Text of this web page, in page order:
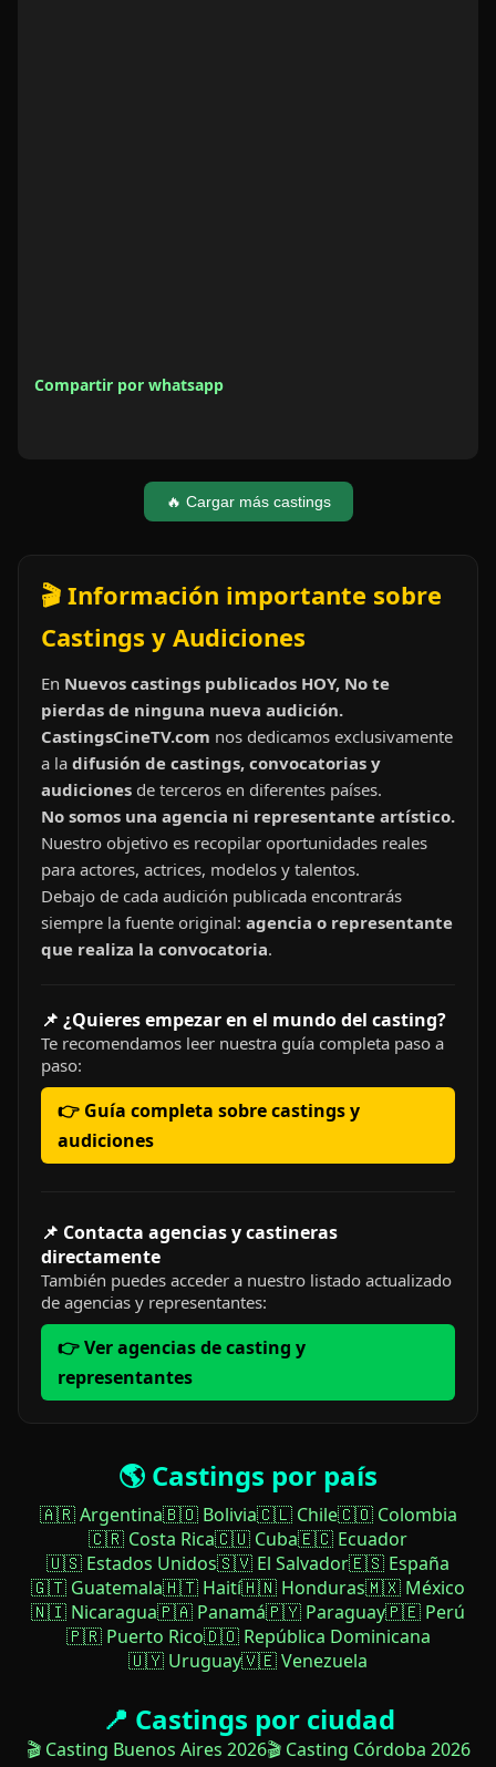
Compartir por whatsapp
🔥 Cargar más castings
🎬 Información importante sobre
Castings y Audiciones
En Nuevos castings publicados HOY, No te
pierdas de ninguna nueva audición.
CastingsCineTV.com nos dedicamos exclusivamente
a la difusión de castings, convocatorias y
audiciones de terceros en diferentes países.
No somos una agencia ni representante artístico.
Nuestro objetivo es recopilar oportunidades reales
para actores, actrices, modelos y talentos.
Debajo de cada audición publicada encontrarás
siempre la fuente original: agencia o representante
que realiza la convocatoria.
📌 ¿Quieres empezar en el mundo del casting?
Te recomendamos leer nuestra guía completa paso a
paso:
👉 Guía completa sobre castings y
audiciones
📌 Contacta agencias y castineras
directamente
También puedes acceder a nuestro listado actualizado
de agencias y representantes:
👉 Ver agencias de casting y
representantes
🌎 Castings por país
🇦🇷 Argentina🇧🇴 Bolivia🇨🇱 Chile🇨🇴 Colombia
🇨🇷 Costa Rica🇨🇺 Cuba🇪🇨 Ecuador
🇺🇸 Estados Unidos🇸🇻 El Salvador🇪🇸 España
🇬🇹 Guatemala🇭🇹 Haití🇭🇳 Honduras🇲🇽 México
🇳🇮 Nicaragua🇵🇦 Panamá🇵🇾 Paraguay🇵🇪 Perú
🇵🇷 Puerto Rico🇩🇴 República Dominicana
🇺🇾 Uruguay🇻🇪 Venezuela
📍 Castings por ciudad
🎬 Casting Buenos Aires 2026🎬 Casting Córdoba 2026